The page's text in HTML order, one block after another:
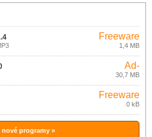
Freeware
1,4 MB
Ad-
supported
30,7 MB
Freeware
0 kB
nové programy »